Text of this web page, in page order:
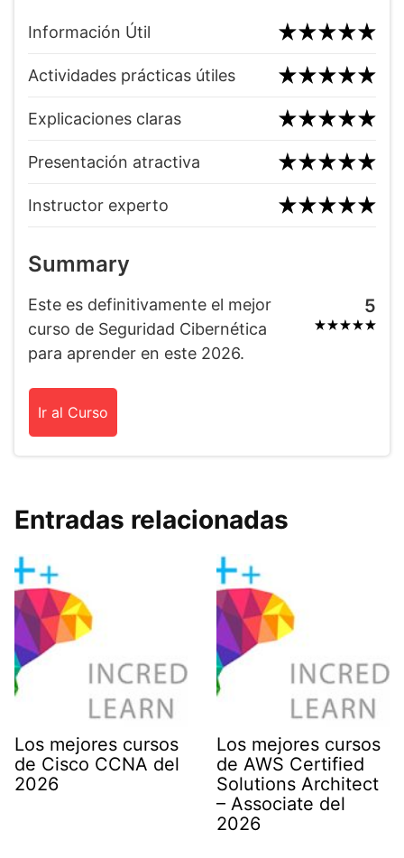
Información Útil
Actividades prácticas útiles
Explicaciones claras
Presentación atractiva
Instructor experto
Summary
Este es definitivamente el mejor
curso de Seguridad Cibernética
para aprender en este 2026.
5
Ir al Curso
Entradas relacionadas
Los mejores cursos
de Cisco CCNA del
2026
Los mejores cursos
de AWS Certified
Solutions Architect
– Associate del
2026